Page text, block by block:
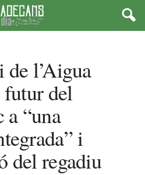
de l’Aigua
del
a “una
i
del regadiu